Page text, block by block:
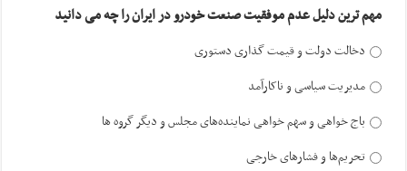
مهم ترین دلیل عدم موفقیت صنعت خودرو در ایران را چه می دانید
دخالت دولت و قیمت گذاری دستوری
مدیریت سیاسی و ناکارآمد
باج خواهی و سهم خواهی نماینده‌های مجلس و دیگر گروه ها
تحریم‌ها و فشارهای خارجی